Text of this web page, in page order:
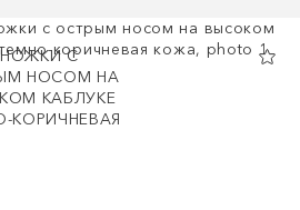
С
НОСОМ НА
КАБЛУКЕ
КОРИЧНЕВАЯ